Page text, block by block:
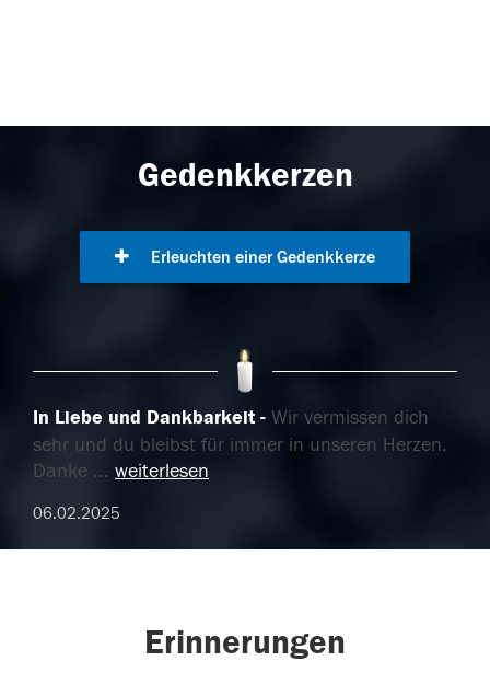
Gedenkkerzen
Erleuchten einer Gedenkkerze
In Liebe und Dankbarkeit
Wir vermissen dich
sehr und du bleibst für immer in unseren Herzen.
Danke ... weiterlesen
06.02.2025
Erinnerungen